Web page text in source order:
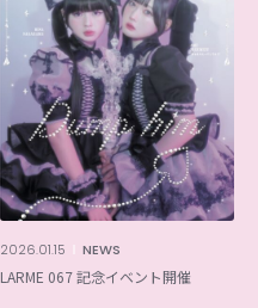
2026.01.15 NEWS
LARME 067 記念イベント開催